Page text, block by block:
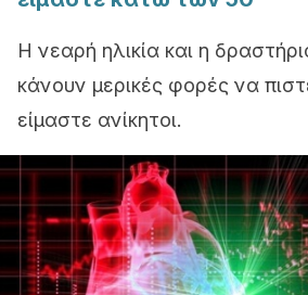
Η νεαρή ηλικία και η
κάνουν μερικές φορές να
είμαστε ανίκητοι.